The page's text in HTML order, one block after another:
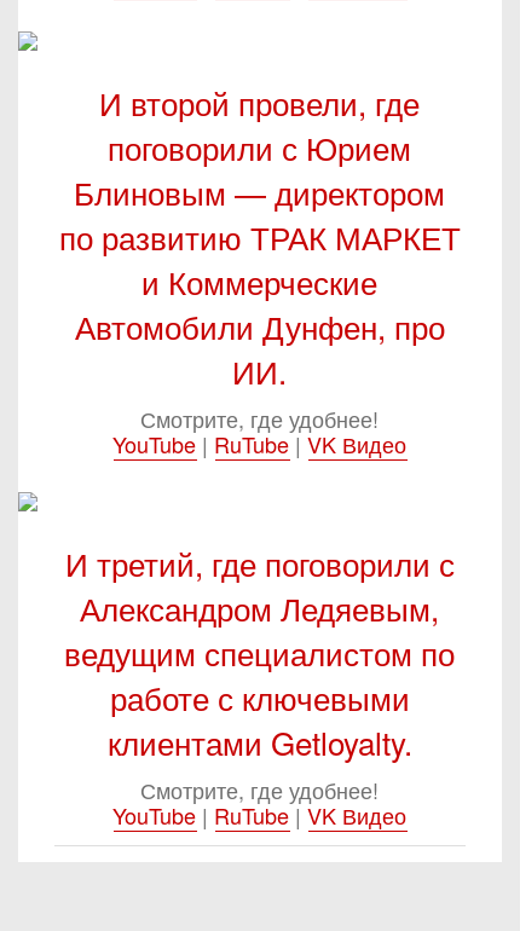
И второй провели, где
поговорили с Юрием
Блиновым — директором
по развитию ТРАК МАРКЕТ
и Коммерческие
Автомобили Дунфен, про
ИИ.
Смотрите, где удобнее!
YouTube | RuTube|VK Видео
И третий, где поговорили с
Александром Ледяевым,
ведущим специалистом по
работе с ключевыми
клиентами Getloyalty.
Смотрите, где удобнее!
YouTube | RuTube|VK Видео